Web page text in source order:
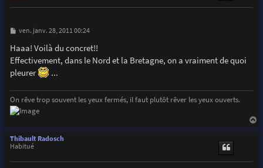
M
s
s
a
e
ven. janv. 28, 2011 00:24
Haaa! Voilà du concret!!
Effectivement, dans le Nord et la Bretagne, on a vraiment de quoi
pleurer
...
On rêve trop souvent les yeux fermés, il faut plutôt rêver les yeux ouverts.
Thibault Radosch
Habitué